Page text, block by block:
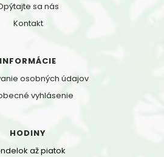
sa nás
Kontakt
INFORMÁCIE
osobných údajov
vyhlásenie
HODINY
až piatok